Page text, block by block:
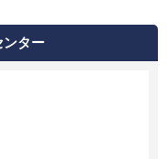
ンター